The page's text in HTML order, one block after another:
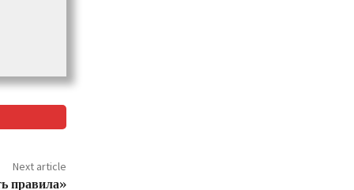
Next article
правила»